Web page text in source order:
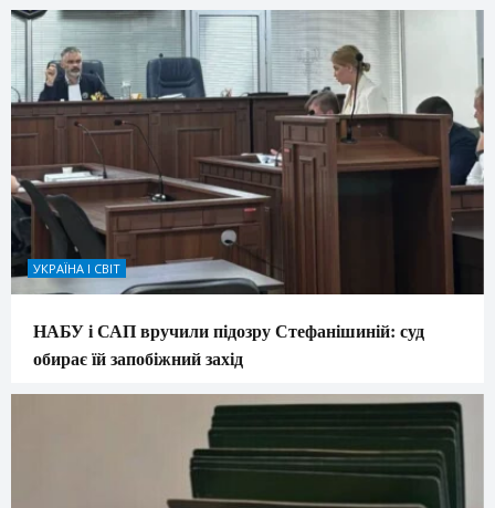
УКРАЇНА І СВІТ
НАБУ і САП вручили підозру Стефанішиній: суд
обирає їй запобіжний захід